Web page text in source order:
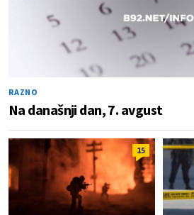
RAZNO
Na današnji dan, 7. avgust
15